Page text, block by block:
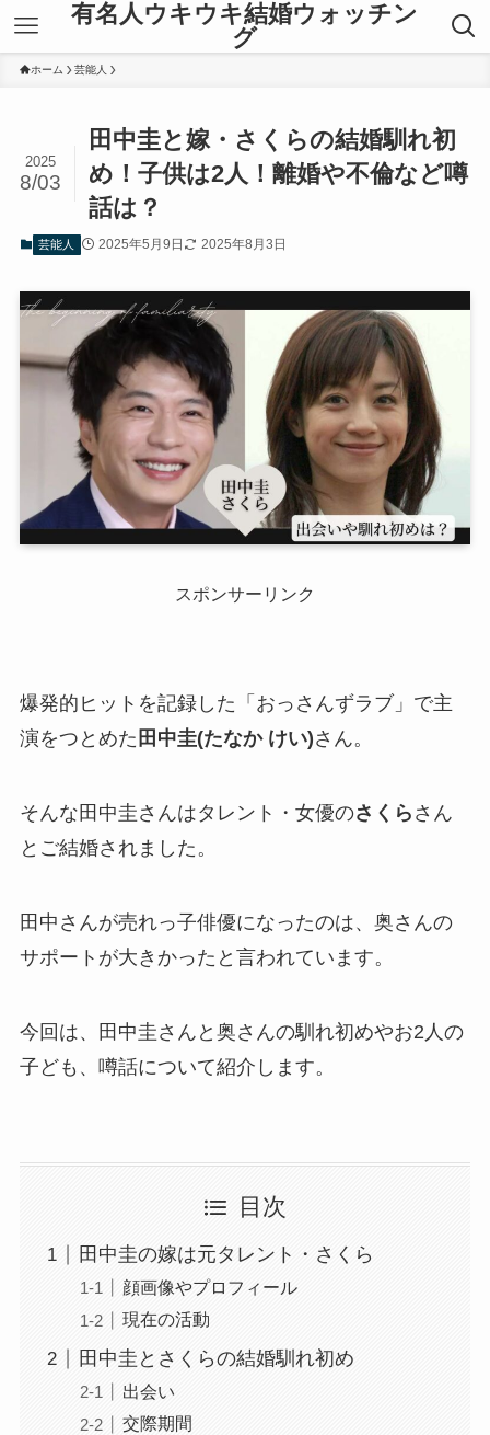
有名人ウキウキ結婚ウォッチン
グ
ホーム 芸能人
田中圭と嫁・さくらの結婚馴れ初
め！子供は2人！離婚や不倫など噂
話は？
2025
8/03
芸能人 2025年5月9日 2025年8月3日
スポンサーリンク
爆発的ヒットを記録した「おっさんずラブ」で主
演をつとめた 田中圭(たなか けい)さん。
そんな田中圭さんはタレント・女優のさくら さん
とご結婚されました。
田中さんが売れっ子俳優になったのは、奥さんの
サポートが大きかったと言われています。
今回は、田中圭さんと奥さんの馴れ初めやお2人の
子ども、噂話について紹介します。
目次
田中圭の嫁は元タレント・さくら
顔画像やプロフィール
現在の活動
田中圭とさくらの結婚馴れ初め
出会い
交際期間